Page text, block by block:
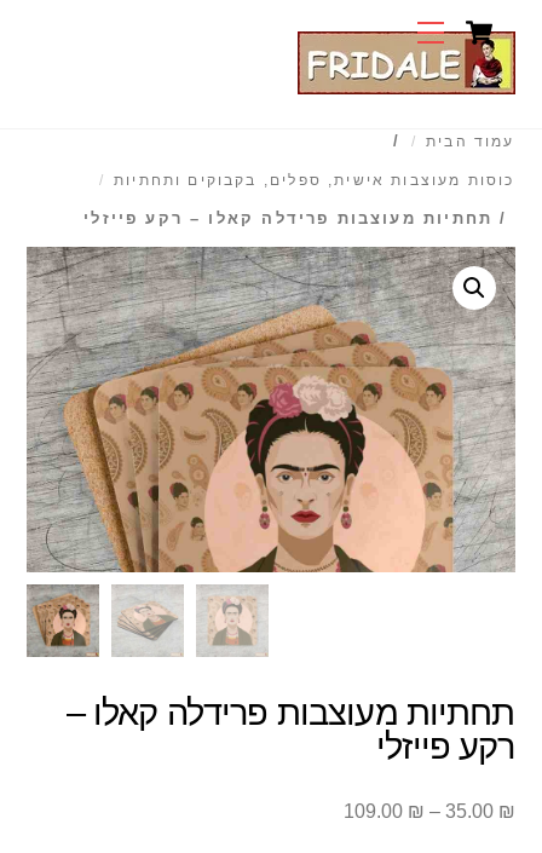
content
MenuCart
עמוד הבית /
כוסות מעוצבות אישית, ספלים, בקבוקים ותחתיות
/ תחתיות מעוצבות פרידלה קאלו – רקע פייזלי
תחתיות מעוצבות פרידלה קאלו –
רקע פייזלי
35.00 ₪
–
109.00 ₪